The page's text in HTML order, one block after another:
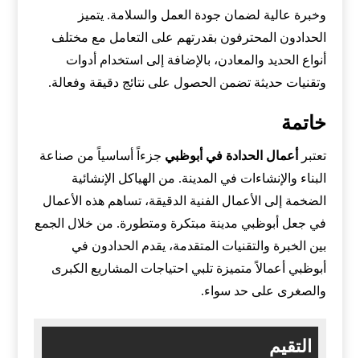
وخبرة عالية لضمان جودة العمل والسلامة. يتميز
الحدادون المحترفون بقدرتهم على التعامل مع مختلف
أنواع الحديد والمعادن، بالإضافة إلى استخدام أدوات
وتقنيات حديثة تضمن الحصول على نتائج دقيقة وفعالة.
خاتمة
تعتبر أعمال الحدادة في أبوظبي جزءاً أساسياً من صناعة
البناء والإنشاءات في المدينة. من الهياكل الإنشائية
الضخمة إلى الأعمال الفنية الدقيقة، تساهم هذه الأعمال
في جعل أبوظبي مدينة مبتكرة ومتطورة. من خلال الجمع
بين الخبرة والتقنيات المتقدمة، يقدم الحدادون في
أبوظبي أعمالاً متميزة تلبي احتياجات المشاريع الكبرى
والصغرى على حد سواء.
التقيم